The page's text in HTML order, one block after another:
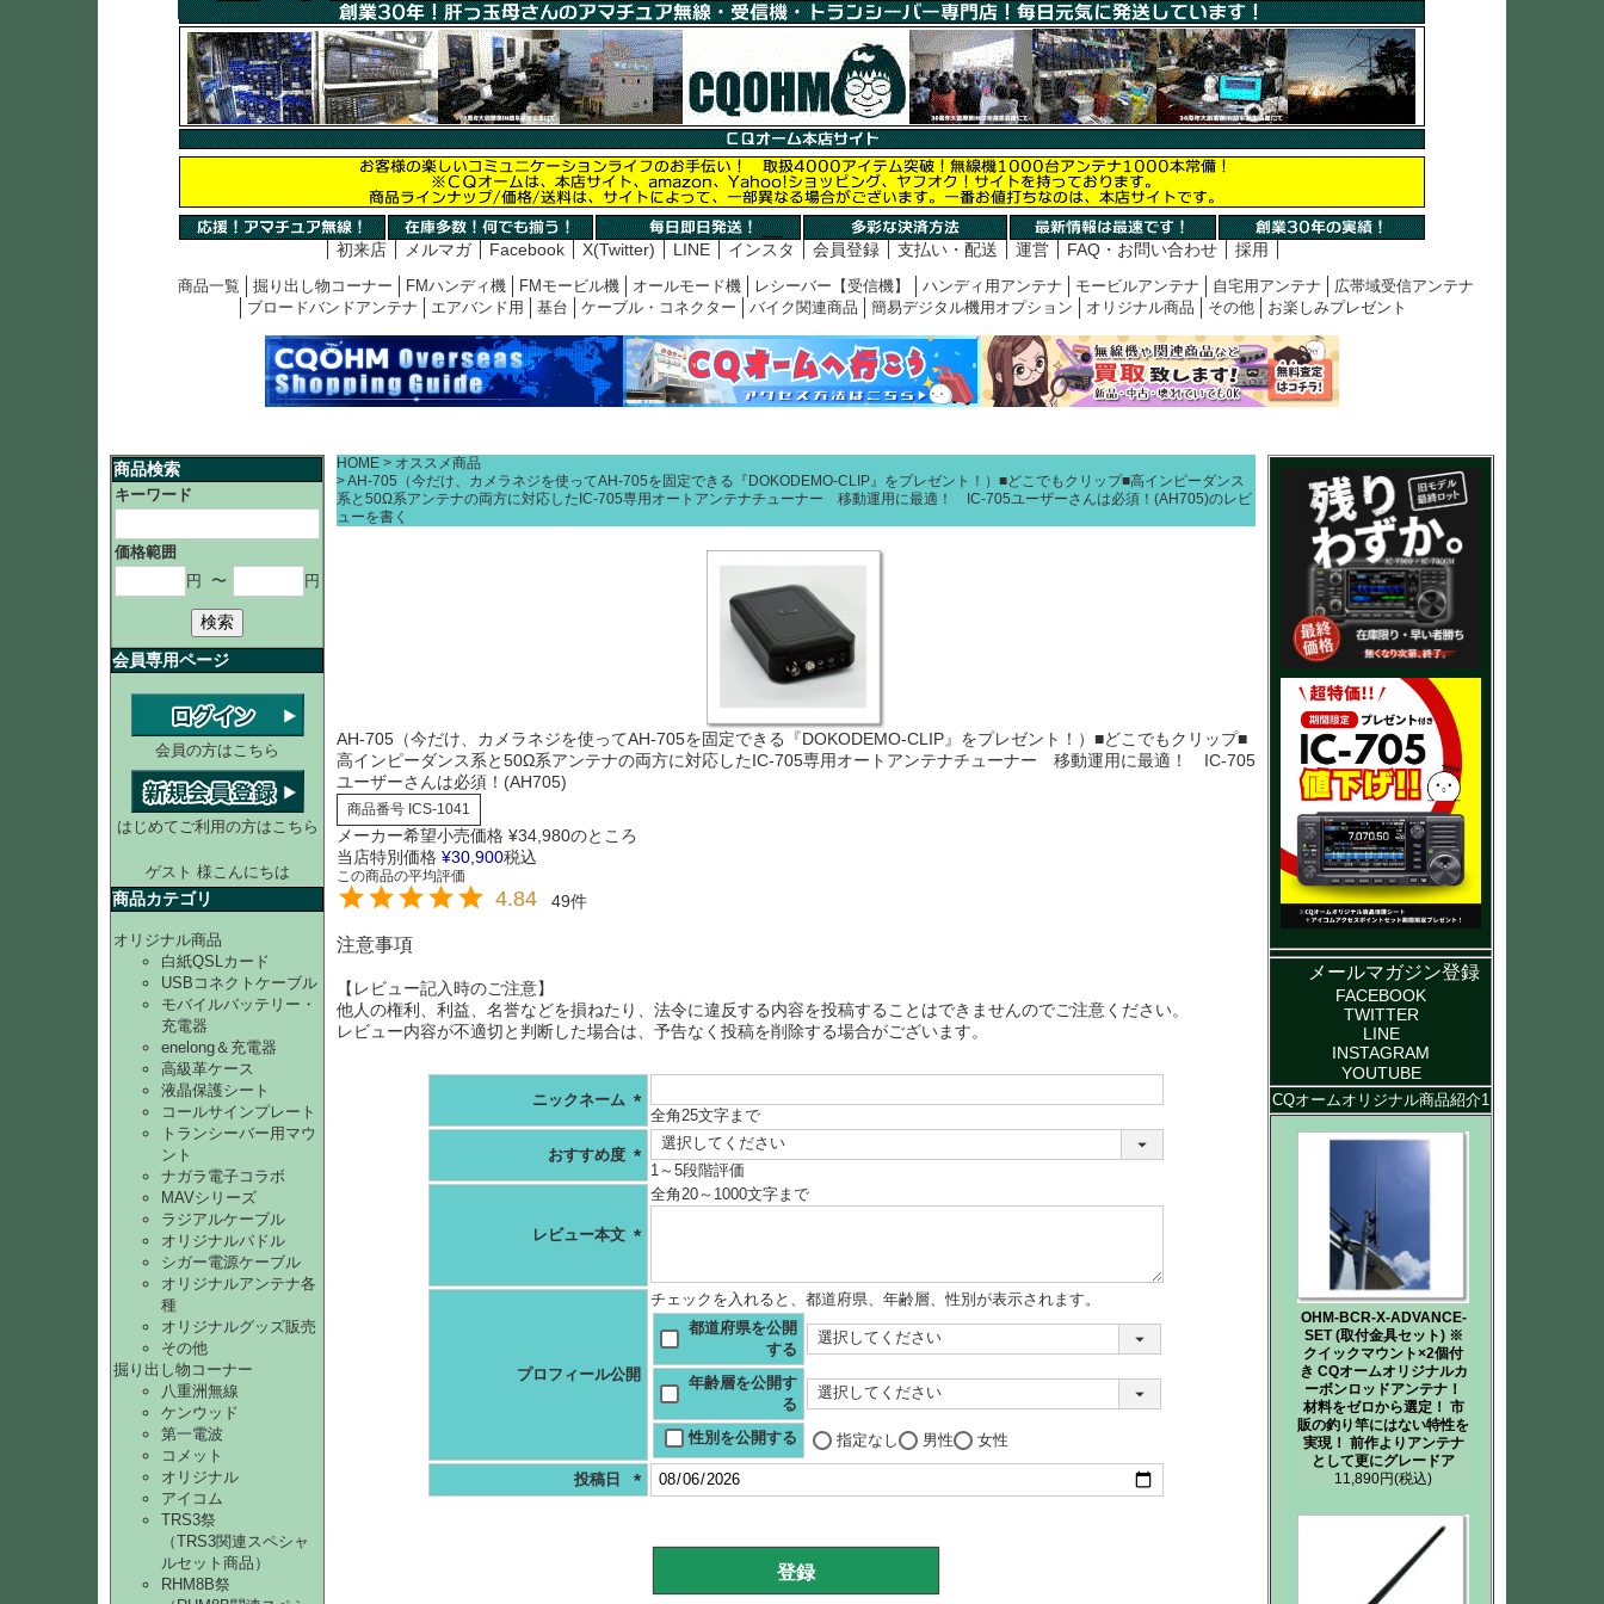
初来店 メルマガ Facebook X(Twitter) LINE インスタ 会員登録 支払い・配送 運営 FAQ・お問い合わせ 採用
商品一覧 掘り出し物コーナー FMハンディ機 FMモービル機 オールモード機 レシーバー【受信機】 ハンディ用アンテナ モービルアンテナ 自宅用アンテナ
広帯域受信アンテナ
ブロードバンドアンテナ
エアバンド用 基台 ケーブル・コネクター バイク関連商品 簡易デジタル機用オプション オリジナル商品 その他 お楽しみプレゼント
商品検索
キーワード
価格範囲
円
〜 円
検索
会員専用ページ
会員の方はこちら
はじめてご利用の方はこちら
ゲスト 様こんにちは
商品カテゴリ
オリジナル商品
白紙QSLカード
USBコネクトケーブル
モバイルバッテリー・
充電器
enelong＆充電器
高級革ケース
液晶保護シート
コールサインプレート
トランシーバー用マウ
ント
ナガラ電子コラボ
MAVシリーズ
ラジアルケーブル
オリジナルパドル
シガー電源ケーブル
オリジナルアンテナ各
種
オリジナルグッズ販売
その他
掘り出し物コーナー
八重洲無線
ケンウッド
第一電波
コメット
オリジナル
アイコム
TRS3祭
（TRS3関連スペシャ
ルセット商品）
RHM8B祭
HOME
オススメ商品
AH-705（今だけ、カメラネジを使ってAH-705を固定できる『DOKODEMO-CLIP』をプレゼント！）■どこでもクリップ■高インピーダンス
系と50Ω系アンテナの両方に対応したIC-705専用オートアンテナチューナー 移動運用に最適！ IC-705ユーザーさんは必須！(AH705)のレビ
ューを書く
AH-705（今だけ、カメラネジを使ってAH-705を固定できる『DOKODEMO-CLIP』をプレゼント！）■どこでもクリップ■
高インピーダンス系と50Ω系アンテナの両方に対応したIC-705専用オートアンテナチューナー 移動運用に最適！ IC-705
ユーザーさんは必須！(AH705)
商品番号 ICS-1041
メーカー希望小売価格 ¥34,980のところ
当店特別価格 ¥30,900税込
4.84 49
注意事項
【レビュー記入時のご注意】
他人の権利、利益、名誉などを損ねたり、法令に違反する内容を投稿することはできませんのでご注意ください。
レビュー内容が不適切と判断した場合は、予告なく投稿を削除する場合がございます。
ニックネーム
(必
須)
全角25文字まで
おすすめ度
(必
1～5段階評価
レビュー本文
全角20～1000文字まで
プロフィール公開
チェックを入れると、都道府県、年齢層、性別が表示されます。
都道府県を公開
する
年齢層を公開す
る
性別を公開する
指定なし 男性 女性
投稿日
登録
メールマガジン登録
FACEBOOK
TWITTER
LINE
INSTAGRAM
YOUTUBE
CQオームオリジナル商品紹介1
OHM-BCR-X-ADVANCE-
SET (取付金具セット) ※
クイックマウント×2個付
き CQオームオリジナルカ
ーボンロッドアンテナ！
材料をゼロから選定！ 市
販の釣り竿にはない特性を
実現！ 前作よりアンテナ
として更にグレードア
11,890円(税込)